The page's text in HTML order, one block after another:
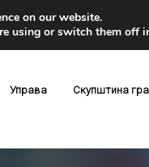
Управа Скупштина
on our website.
using or switch them off